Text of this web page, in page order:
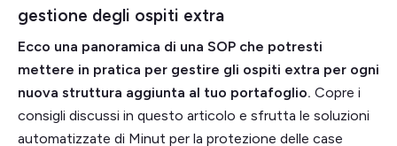
gestione degli ospiti extra
Ecco una panoramica di una SOP che potresti
mettere in pratica per gestire gli ospiti extra per ogni
nuova struttura aggiunta al tuo portafoglio. Copre i
consigli discussi in questo articolo e sfrutta le soluzioni
automatizzate di Minut per la protezione delle case